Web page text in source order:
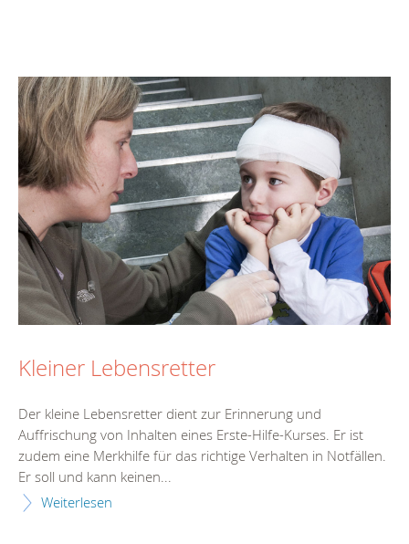
Kleiner Lebensretter
Der kleine Lebensretter dient zur Erinnerung und
Auffrischung von Inhalten eines Erste-Hilfe-Kurses. Er ist
zudem eine Merkhilfe für das richtige Verhalten in Notfällen.
Er soll und kann keinen...
Weiterlesen